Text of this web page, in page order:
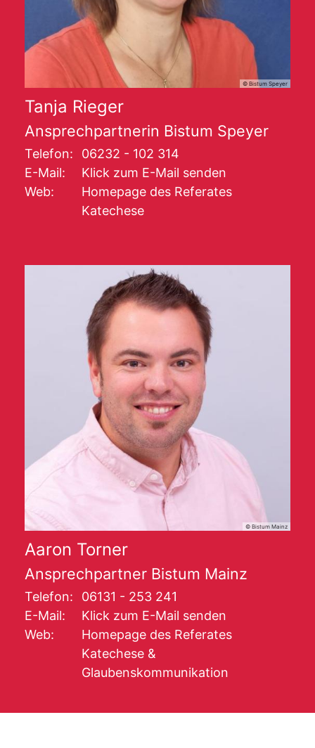
© Bistum Speyer
Tanja Rieger
Ansprechpartnerin Bistum Speyer
Telefon:
06232 - 102 314
E-Mail:
Klick zum E-Mail senden
Web:
Homepage des Referates
Katechese
© Bistum Mainz
Aaron Torner
Ansprechpartner Bistum Mainz
Telefon:
06131 - 253 241
E-Mail:
Klick zum E-Mail senden
Web:
Homepage des Referates
Katechese &
Glaubenskommunikation